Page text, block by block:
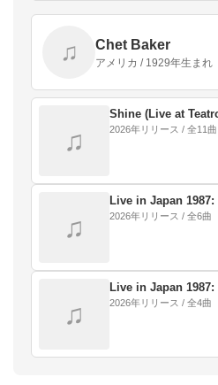
♫ Chet Baker
アメリカ / 1929年生まれ
♫
Shine (Live at
2026年リリース / 全11曲
♫
Live in Japan
2026年リリース / 全6曲
♫
Live in Japan
2026年リリース / 全4曲